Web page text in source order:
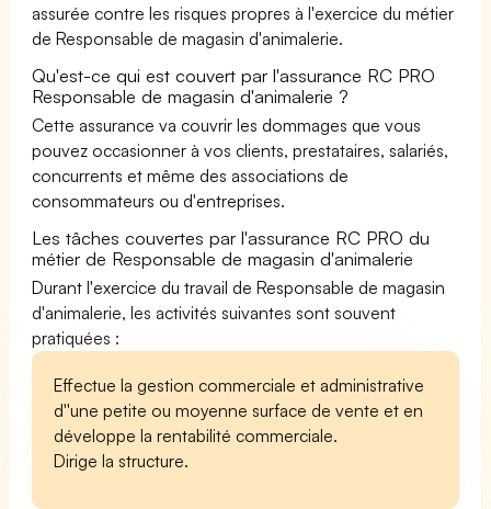
assurée contre les risques propres à l'exercice du métier
de Responsable de magasin d'animalerie.
Qu'est-ce qui est couvert par l'assurance RC PRO
Responsable de magasin d'animalerie ?
Cette assurance va couvrir les dommages que vous
pouvez occasionner à vos clients, prestataires, salariés,
concurrents et même des associations de
consommateurs ou d'entreprises.
Les tâches couvertes par l'assurance RC PRO du
métier de Responsable de magasin d'animalerie
Durant l'exercice du travail de Responsable de magasin
d'animalerie, les activités suivantes sont souvent
pratiquées :
Effectue la gestion commerciale et administrative
d''une petite ou moyenne surface de vente et en
développe la rentabilité commerciale.
Dirige la structure.